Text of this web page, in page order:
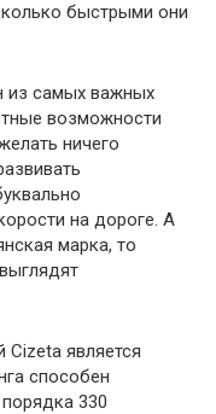
быстрыми они
из самых важных
возможности
ничего
на дороге. А
марка, то
является
способен
330